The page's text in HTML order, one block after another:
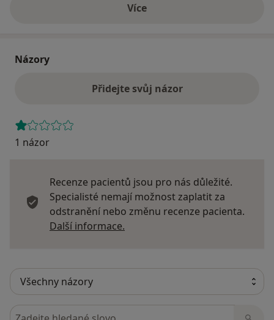
Víceo adrese
Názory
Přidejte svůj názor
1 názor
Recenze pacientů jsou pro nás důležité.
Specialisté nemají možnost zaplatit za
odstranění nebo změnu recenze pacienta.
Další informace.
Hledejte v názorech